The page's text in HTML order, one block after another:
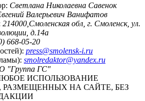
Светлана Николаевна Савенок
Валерьевич Ванифатов
214000,Смоленская обл, г. Смоленск, ул.
д.14а
668-05-20
press@smolensk-i.ru
smolredaktor@yandex.ru
"Группа ГС"
ИСПОЛЬЗОВАНИЕ
НА САЙТЕ, БЕЗ